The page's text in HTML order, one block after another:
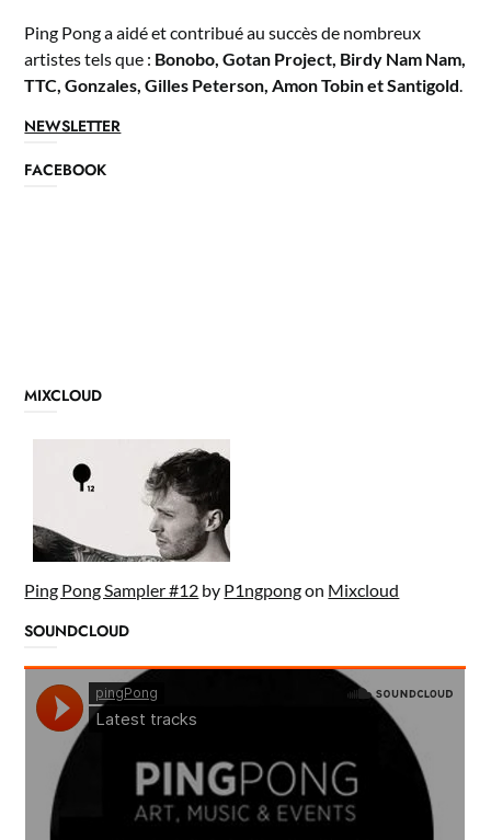
Ping Pong a aidé et contribué au succès de nombreux
artistes tels que : Bonobo, Gotan Project, Birdy Nam Nam,
TTC, Gonzales, Gilles Peterson, Amon Tobin et Santigold
NEWSLETTER
FACEBOOK
MIXCLOUD
Ping Pong Sampler #12 by P1ngpongon Mixcloud
SOUNDCLOUD